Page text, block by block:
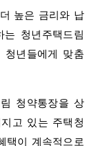
높은 금리와 납
청년주택드림
청년들에게 맞춤
청약통장을 상
고 있는 주택청
택이 계속적으로